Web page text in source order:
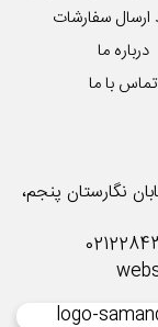
ارسال سفارشات
درباره ما
تماس با ما
نگارستان پنجم،